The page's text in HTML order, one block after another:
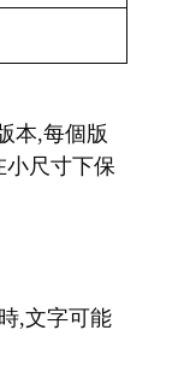
本,每個版
尺寸下保
,文字可能